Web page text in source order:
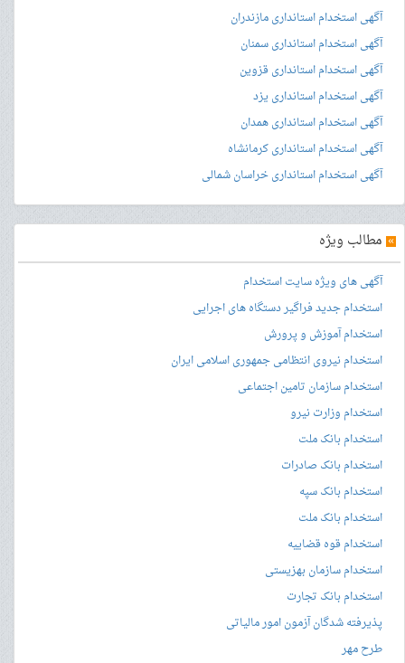
آگهی استخدام استانداری مازندران
آگهی استخدام استانداری سمنان
آگهی استخدام استانداری قزوین
آگهی استخدام استانداری یزد
آگهی استخدام استانداری همدان
آگهی استخدام استانداری کرمانشاه
آگهی استخدام استانداری خراسان شمالی
» مطالب ویژه
آگهی های ویژه سایت استخدام
استخدام جدید فراگیر دستگاه های اجرایی
استخدام آموزش و پرورش
استخدام نیروی انتظامی جمهوری اسلامی ایران
استخدام سازمان تامین اجتماعی
استخدام وزارت نیرو
استخدام بانک ملت
استخدام بانک صادرات
استخدام بانک سپه
استخدام بانک ملت
استخدام قوه قضاییه
استخدام سازمان بهزیستی
استخدام بانک تجارت
پذیرفته شدگان آزمون امور مالیاتی
طرح مهر